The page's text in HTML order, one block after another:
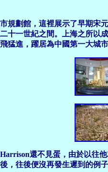
規劃館，這裡展示了早期宋
十一世紀之間。上海之所以
猛進，躍居為中國第一大城
還不見蛋，由於以往
，往後便沒再發生遲到的例子